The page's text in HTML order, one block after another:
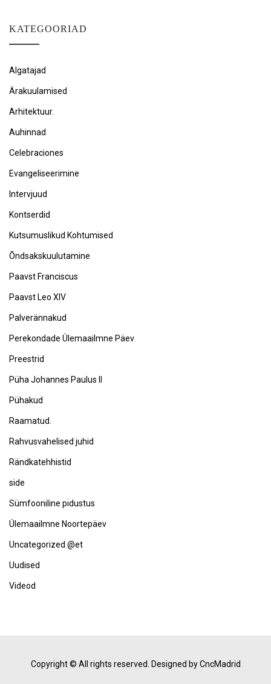
KATEGOORIAD
Algatajad
Ärakuulamised
Arhitektuur.
Auhinnad
Celebraciones
Evangeliseerimine
Intervjuud
Kontserdid
Kutsumuslikud Kohtumised
Õndsakskuulutamine
Paavst Franciscus
Paavst Leo XIV
Palverännakud
Perekondade Ülemaailmne Päev
Preestrid
Püha Johannes Paulus II
Pühakud
Raamatud.
Rahvusvahelised juhid
Rändkatehhistid
side
Sümfooniline pidustus
Ülemaailmne Noortepäev
Uncategorized @et
Uudised
Videod
Copyright © All rights reserved. Designed by CncMadrid